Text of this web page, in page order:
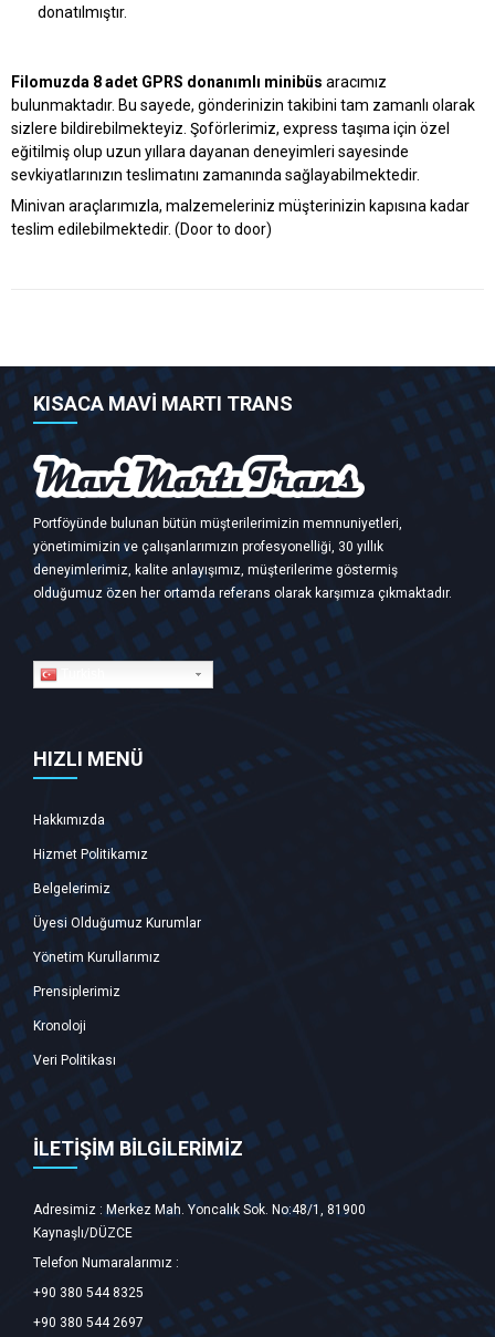
donatılmıştır.
Filomuzda 8 adet GPRS donanımlı minibüs aracımız
bulunmaktadır. Bu sayede, gönderinizin takibini tam zamanlı olarak
sizlere bildirebilmekteyiz. Şoförlerimiz, express taşıma için özel
eğitilmiş olup uzun yıllara dayanan deneyimleri sayesinde
sevkiyatlarınızın teslimatını zamanında sağlayabilmektedir.
Minivan araçlarımızla, malzemeleriniz müşterinizin kapısına kadar
teslim edilebilmektedir. (Door to door)
KISACA MAVİ MARTI TRANS
Portföyünde bulunan bütün müşterilerimizin memnuniyetleri,
yönetimimizin ve çalışanlarımızın profesyonelliği, 30 yıllık
deneyimlerimiz, kalite anlayışımız, müşterilerime göstermiş
olduğumuz özen her ortamda referans olarak karşımıza çıkmaktadır.
HIZLI MENÜ
Hakkımızda
Hizmet Politikamız
Belgelerimiz
Üyesi Olduğumuz Kurumlar
Yönetim Kurullarımız
Prensiplerimiz
Kronoloji
Veri Politikası
İLETİŞİM BİLGİLERİMİZ
Adresimiz : Merkez Mah. Yoncalık Sok. No:48/1, 81900
Kaynaşlı/DÜZCE ‎
Telefon Numaralarımız :
+90 380 544 8325
+90 380 544 2697